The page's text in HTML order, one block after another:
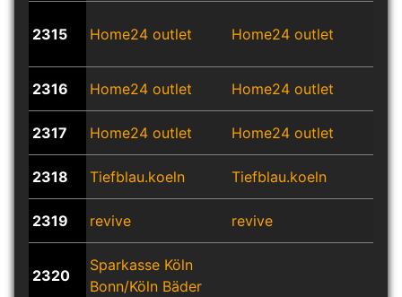
2315 Home24 outlet Home24 outlet
2316 Home24 outlet Home24 outlet
2317 Home24 outlet Home24 outlet
2318 Tiefblau.koeln Tiefblau.koeln
2319 revive revive
2320
Sparkasse Köln
Bonn/Köln Bäder